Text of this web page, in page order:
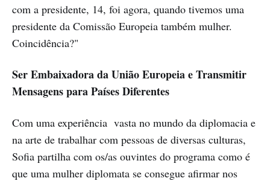
com a presidente, 14, foi agora, quando tivemos uma
presidente da Comissão Europeia também mulher.
Coincidência?"
Ser Embaixadora da União Europeia e Transmitir
Mensagens para Países Diferentes
Com uma experiência vasta no mundo da diplomacia e
na arte de trabalhar com pessoas de diversas culturas,
Sofia partilha com os/as ouvintes do programa como é
que uma mulher diplomata se consegue afirmar nos